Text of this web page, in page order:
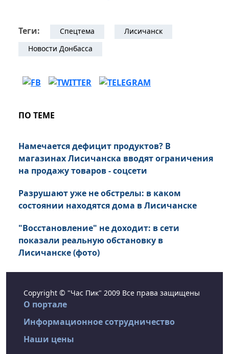
Теги: Спецтема
Лисичанск
Новости Донбасса
ПО ТЕМЕ
Намечается дефицит продуктов? В
магазинах Лисичанска вводят ограничения
на продажу товаров - соцсети
Разрушают уже не обстрелы: в каком
состоянии находятся дома в Лисичанске
"Восстановление" не доходит: в сети
показали реальную обстановку в
Лисичанске (фото)
Copyright © "Час Пик" 2009 Все права защищены
О портале
Информационное сотрудничество
Наши цены